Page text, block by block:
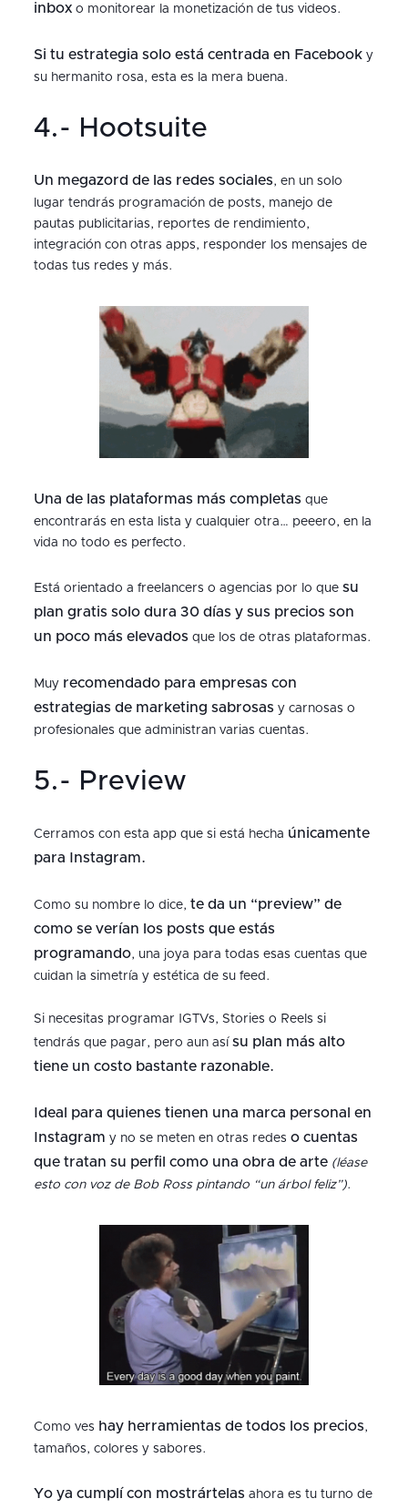
inboxo monitorear la monetización de tus videos.
Si tu estrategia solo está centrada en Facebooky
su hermanito rosa, esta es la mera buena.
4.- Hootsuite
Un megazord de las redes sociales, en un solo
lugar tendrás programación de posts, manejo de
pautas publicitarias, reportes de rendimiento,
integración con otras apps, responder los mensajes de
todas tus redes y más.
Una de las plataformas más completas que
encontrarás en esta lista y cualquier otra… peeero, en la
vida no todo es perfecto.
Está orientado a freelancers o agencias por lo que su
plan gratis solo dura 30 días y sus precios son
un poco más elevados que los de otras plataformas.
Muy recomendado para empresas con
estrategias de marketing sabrosas y carnosas o
profesionales que administran varias cuentas.
5.- Preview
Cerramos con esta app que si está hecha únicamente
para Instagram.
Como su nombre lo dice, te da un “preview” de
como se verían los posts que estás
programando, una joya para todas esas cuentas que
cuidan la simetría y estética de su feed.
Si necesitas programar IGTVs, Stories o Reels si
tendrás que pagar, pero aun así su plan más alto
tiene un costo bastante razonable.
Ideal para quienes tienen una marca personal en
Instagram y no se meten en otras redes o cuentas
que tratan su perfil como una obra de arte (léase
esto con voz de Bob Ross pintando “un árbol feliz”).
Como ves hay herramientas de todos los precios,
tamaños, colores y sabores.
Yo ya cumplí con mostrártelas ahora es tu turno de